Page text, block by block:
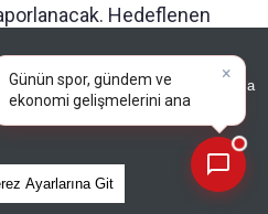
adına sitemizde
KVKK ve GDPR kapsamında
içinAydınlatma Metnimizi
Ayarlarına Git
Hedeflenen
yapılacak, o da
emisyon
çimento ve plastik
ve adım adım diğer
kuşatacak.
×
Günün spor, gündem ve
ekonomi gelişmelerini analiz
edin!|